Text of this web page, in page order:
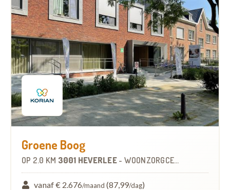
Groene Boog
OP 2.0 KM 3001 HEVERLEE - WOONZORGCENTRUM (WZC)
vanaf € 2.676/maand (87,99/dag)